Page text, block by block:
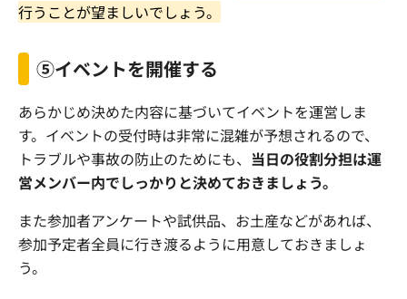
行うことが望ましいでしょう。
⑤イベントを開催する
あらかじめ決めた内容に基づいてイベントを運営しま
す。イベントの受付時は非常に混雑が予想されるので、
トラブルや事故の防止のためにも、 当日の役割分担は運
営メンバー内でしっかりと決めておきましょう。
また参加者アンケートや試供品、お土産などがあれば、
参加予定者全員に行き渡るように用意しておきましょ
う。